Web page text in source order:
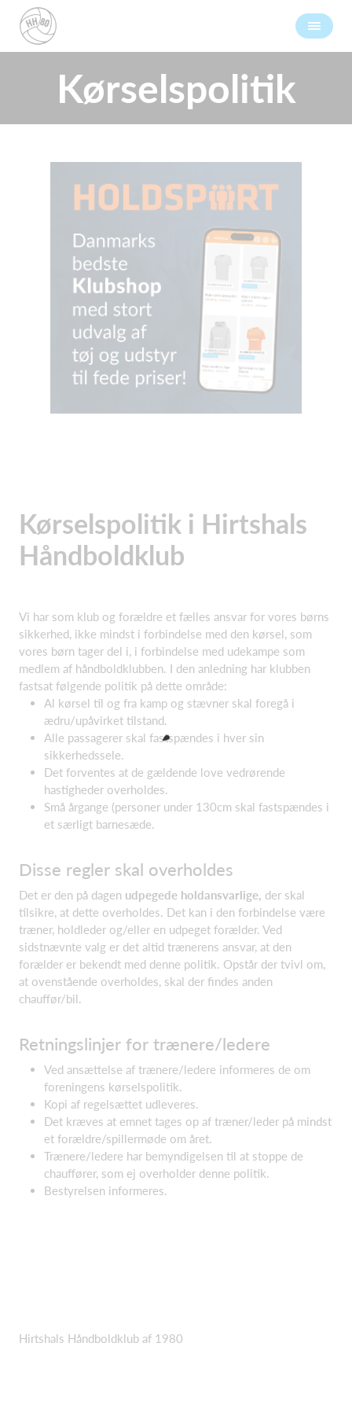
Kørselspolitik
Kørselspolitik i Hirtshals
Håndboldklub
Vi har som klub og forældre et fælles ansvar for vores børns
sikkerhed, ikke mindst i forbindelse med den kørsel, som
vores børn tager del i, i forbindelse med udekampe som
medlem af håndboldklubben. I den anledning har klubben
fastsat følgende politik på dette område:
Al kørsel til og fra kamp og stævner skal foregå i
ædru/upåvirket tilstand.
Alle passagerer skal fastspændes i hver sin
sikkerhedssele.
Det forventes at de gældende love vedrørende
hastigheder overholdes.
Små årgange (personer under 130cm skal fastspændes i
et særligt barnesæde.
Disse regler skal overholdes
Det er den på dagen udpegede holdansvarlige, der skal
tilsikre, at dette overholdes. Det kan i den forbindelse være
træner, holdleder og/eller en udpeget forælder. Ved
sidstnævnte valg er det altid trænerens ansvar, at den
forælder er bekendt med denne politik. Opstår der tvivl om,
at ovenstående overholdes, skal der findes anden
chauffør/bil.
Retningslinjer for trænere/ledere
Ved ansættelse af trænere/ledere informeres de om
foreningens kørselspolitik.
Kopi af regelsættet udleveres.
Det kræves at emnet tages op af træner/leder på mindst
et forældre/spillermøde om året.
Trænere/ledere har bemyndigelsen til at stoppe de
chauffører, som ej overholder denne politik.
Bestyrelsen informeres.
Hirtshals Håndboldklub af 1980